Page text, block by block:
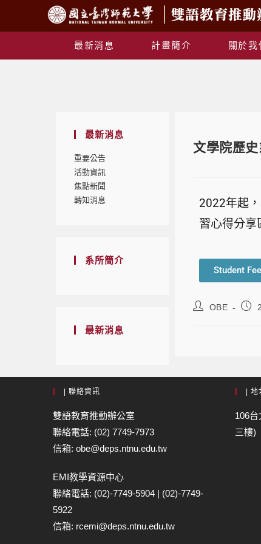
最新消息 計畫簡介 關於我
最新消息
重要公告
活動資訊
焦點新聞
轉知消息
系所簡介
最新消息
文學院歷
2022年起
習心得分享
Student
OBE
| 聯絡資訊
雙語教育推動辦公室
聯絡電話: (02) 7749-7973
信箱: obe@deps.ntnu.edu.tw
EMI教學資源中心
聯絡電話: (02)-7749-5904 | (02)-7749-
5922
信箱: rcemi@deps.ntnu.edu.tw
| 地
106
三樓)